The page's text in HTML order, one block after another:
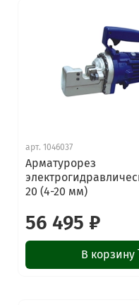
арт.1046037
Арматурорез
20 (4-20 мм)
56 495 ₽
В корзину